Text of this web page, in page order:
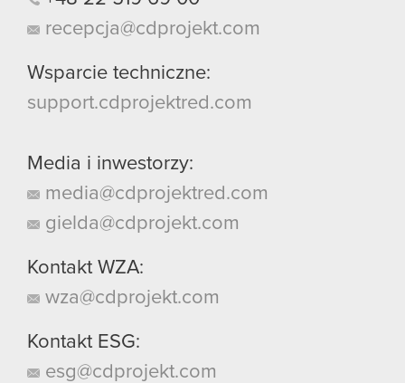
recepcja@cdprojekt.com
Wsparcie techniczne:
support.cdprojektred.com
Media i inwestorzy:
media@cdprojektred.com
gielda@cdprojekt.com
Kontakt WZA:
wza@cdprojekt.com
Kontakt ESG:
esg@cdprojekt.com